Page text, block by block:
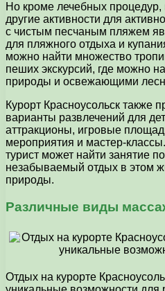
Но кроме лечебных процедур,
другие активности для
с чистым песчаным пляжем
для пляжного отдыха и
можно найти множество
пеших экскурсий, где можно
природы и освежающими
Курорт Красноусольск также
варианты развлечений для
аттракционы, игровые
мероприятия и мастер-
турист может найти занятие
незабываемый отдых в этом
природы.
Различные виды
Отдых на курорте